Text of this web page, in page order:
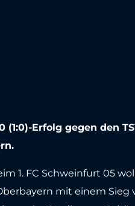
Erfolg gegen den
1. FC Schweinfurt 05
mit einem Sieg